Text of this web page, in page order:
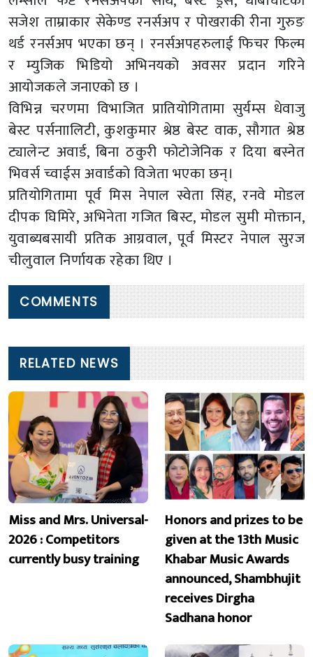
सजेश ताम्राकार सेकेण्ड रनर्सअप र पोखराकी रीना गुरुङ
थर्ड रनर्सअप भएका छन् । रनर्सअपहरुलाई फिचर फिल्म
र म्युजिक भिडियो अभिनयको अवसर प्रदान गरिने
आयोजकले जनाएको छ ।
विभिन्न चरणमा विभाजित प्रातियोगितामा सुर्यम्स धेवाजु
बेस्ट पर्सनाालिटी, कुशकुमार श्रेष्ठ बेस्ट वाक, सौगात श्रेष्ठ
ट्यालेन्ट अवार्ड, बिना ठकुरी फोटोजेनिक र दिया बस्नेत
भिवर्स च्वाईस अवार्डको विजेता भएका छन्।
प्रतियोगितामा पूर्व मिस नेपाल स्वेता सिंह, रनवे मोडल
दीपक घिमिरे, अभिनेता गजित बिस्ट, मोडल सुमी मोक्तान,
युवाब्यबसायी प्रतिक आग्रवाल, पूर्व मिस्टर नेपाल सुरज
चीलुवाल निर्णायक रहेका थिए ।
COMMENTS
RELATED NEWS
Miss and Mrs. Universal-
2026 : Competitors
currently busy training
Honors and prizes to be
given at the 13th Music
Khabar Music Awards
announced, Shambhujit
receives Dirgha
Sadhana honor